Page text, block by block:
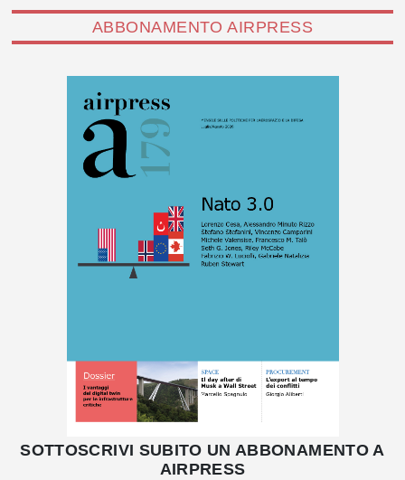
ABBONAMENTO AIRPRESS
SOTTOSCRIVI SUBITO UN ABBONAMENTO A
AIRPRESS